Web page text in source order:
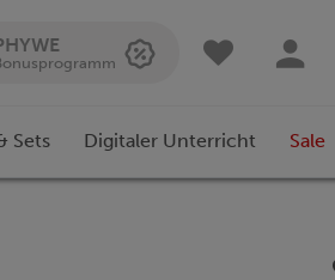
Sets Digitaler Unterricht Sale